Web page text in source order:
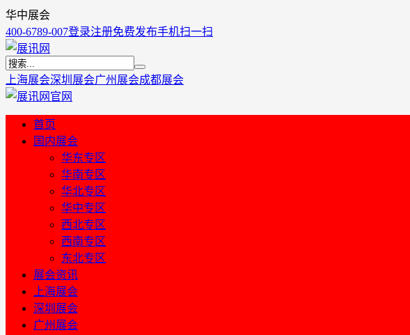
华中展会
400-6789-007登录注册免费发布手机扫一扫
上海展会深圳展会广州展会成都展会
首页
国内展会
华东专区
华南专区
华北专区
华中专区
西北专区
西南专区
东北专区
展会资讯
上海展会
深圳展会
广州展会